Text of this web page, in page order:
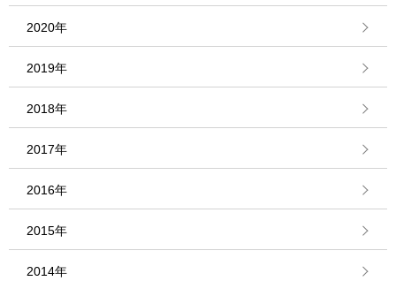
2020年
2019年
2018年
2017年
2016年
2015年
2014年